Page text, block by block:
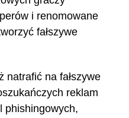
i renomowane
fałszywe
natrafić na fałszywe
reklam
phishingowych,